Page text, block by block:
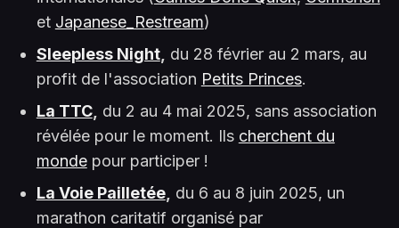
et Japanese_Restream)
Sleepless Night, du 28 février au 2 mars, au
profit de l'association Petits Princes.
La TTC, du 2 au 4 mai 2025, sans association
révélée pour le moment. Ils cherchent du
mondepour participer !
La Voie Pailletée, du 6 au 8 juin 2025, un
marathon caritatif organisé par